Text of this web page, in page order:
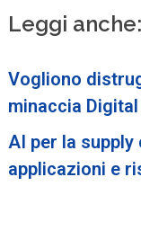
Leggi anche:
Vogliono
minaccia
AI per la
applicazioni e